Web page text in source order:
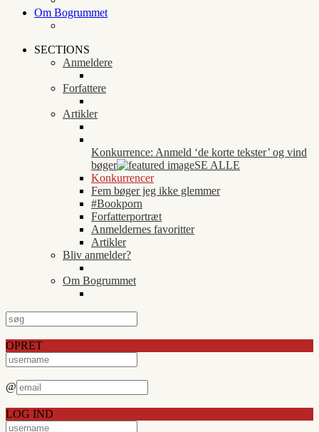
Om Bogrummet
SECTIONS
Anmeldere
Forfattere
Artikler
Konkurrence: Anmeld ‘de korte tekster’ og vind
bøger
SE ALLE
Konkurrencer
Fem bøger jeg ikke glemmer
#Bookporn
Forfatterportræt
Anmeldernes favoritter
Artikler
Bliv anmelder?
Om Bogrummet
OPRET
@
LOG IND